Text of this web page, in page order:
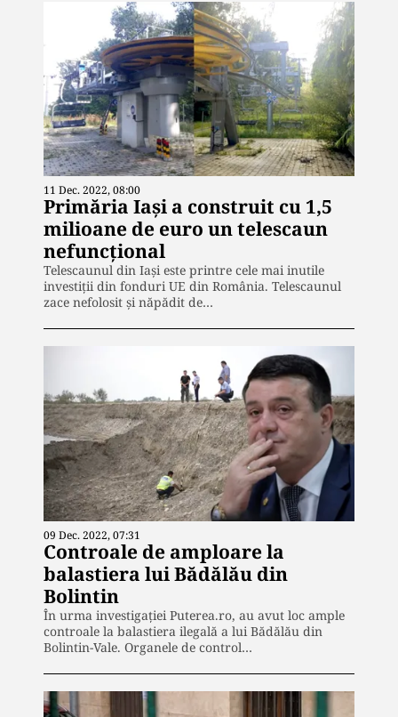
11 Dec. 2022, 08:00
Primăria Iași a construit cu 1,5
milioane de euro un telescaun
nefuncțional
Telescaunul din Iași este printre cele mai inutile
investiții din fonduri UE din România. Telescaunul
zace nefolosit și năpădit de…
09 Dec. 2022, 07:31
Controale de amploare la
balastiera lui Bădălău din
Bolintin
În urma investigației Puterea.ro, au avut loc ample
controale la balastiera ilegală a lui Bădălău din
Bolintin-Vale. Organele de control…